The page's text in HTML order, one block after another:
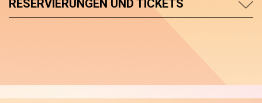
RESERVIERUNGEN UND TICKETS